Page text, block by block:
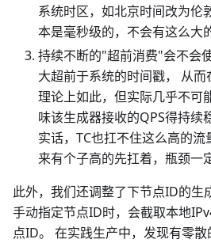
系统时区，如北京时间改为伦
本是毫秒级的，不会有这么大
持续不断的"超前消费"会不会
大超前于系统的时间戳， 从而
理论上如此，但实际几乎不可
味该生成器接收的QPS得持
实话，TC也扛不住这么高的
来有个子高的先扛着，瓶颈一
此外，我们还调整了下节点ID的生
手动指定节点ID时，会截取本地
点ID。 在实践生产中，发现有零